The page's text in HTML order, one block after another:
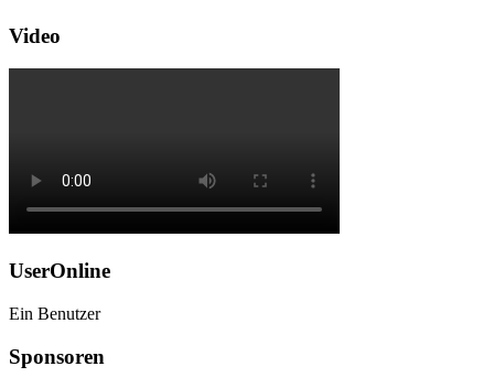
Video
UserOnline
Ein Benutzer
Sponsoren